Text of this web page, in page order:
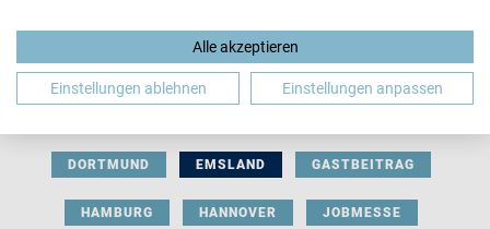
BERUFLICHE ORIENTIERUNG BEWERBUNG
DORTMUND EMSLAND GASTBEITRAG
HAMBURG HANNOVER JOBMESSE
Alle akzeptieren
Einstellungen ablehnen Einstellungen anpassen